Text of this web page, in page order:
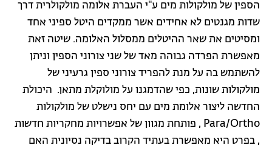
הספין של מולקולות מים ע"י העברת אלומה מולקולרית דרך
שדות מגנטים לא אחידים אשר ממקדים היטל ספיני אחד
ומסיטים את שאר ההיטלים ממסלול האלומה. שיטה זאת
מאפשרת הפרדה גבוהה מאד של שני צורוני הספין וניתן
להשתמש בה על מנת להפריד צורוני ספין גרעיני של
מולקולות שונות, כפי שהדמגנו על מולוקלת מתאן. היכולת
החדשה ליצור אלומת מים עם יחס נישלט של מולקולות
Para/Ortho , פותחת מגוון של אפשרויות מחקריות חדשות
, בפרט היא מאפשרת בעתיד הקרוב בדיקה נסיונית האם